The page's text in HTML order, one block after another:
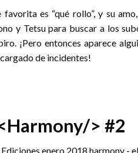
es “qué rollo”, y su
y Tetsu para buscar a los
¡Pero entonces aparece
de incidentes!
> #2